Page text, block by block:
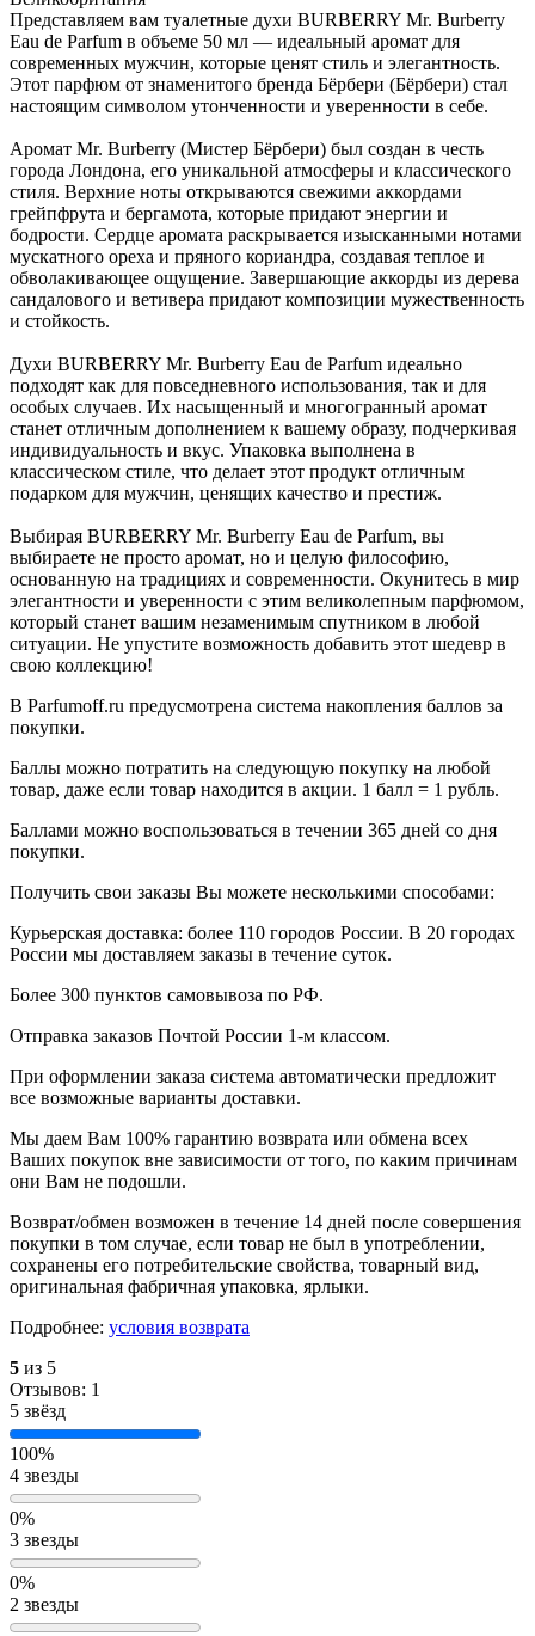
Представляем вам туалетные духи BURBERRY Mr. Burberry
Eau de Parfum в объеме 50 мл — идеальный аромат для
современных мужчин, которые ценят стиль и элегантность.
Этот парфюм от знаменитого бренда Бёрбери (Бёрбери) стал
настоящим символом утонченности и уверенности в себе.
Аромат Mr. Burberry (Мистер Бёрбери) был создан в честь
города Лондона, его уникальной атмосферы и классического
стиля. Верхние ноты открываются свежими аккордами
грейпфрута и бергамота, которые придают энергии и
бодрости. Сердце аромата раскрывается изысканными нотами
мускатного ореха и пряного кориандра, создавая теплое и
обволакивающее ощущение. Завершающие аккорды из дерева
сандалового и ветивера придают композиции мужественность
и стойкость.
Духи BURBERRY Mr. Burberry Eau de Parfum идеально
подходят как для повседневного использования, так и для
особых случаев. Их насыщенный и многогранный аромат
станет отличным дополнением к вашему образу, подчеркивая
индивидуальность и вкус. Упаковка выполнена в
классическом стиле, что делает этот продукт отличным
подарком для мужчин, ценящих качество и престиж.
Выбирая BURBERRY Mr. Burberry Eau de Parfum, вы
выбираете не просто аромат, но и целую философию,
основанную на традициях и современности. Окунитесь в мир
элегантности и уверенности с этим великолепным парфюмом,
который станет вашим незаменимым спутником в любой
ситуации. Не упустите возможность добавить этот шедевр в
свою коллекцию!
В Parfumoff.ru предусмотрена система накопления баллов за
покупки.
Баллы можно потратить на следующую покупку на любой
товар, даже если товар находится в акции. 1 балл = 1 рубль.
Баллами можно воспользоваться в течении 365 дней со дня
покупки.
Получить свои заказы Вы можете несколькими способами:
Курьерская доставка: более 110 городов России. В 20 городах
России мы доставляем заказы в течение суток.
Более 300 пунктов самовывоза по РФ.
Отправка заказов Почтой России 1-м классом.
При оформлении заказа система автоматически предложит
все возможные варианты доставки.
Мы даем Вам 100% гарантию возврата или обмена всех
Ваших покупок вне зависимости от того, по каким причинам
они Вам не подошли.
Возврат/обмен возможен в течение 14 дней после совершения
покупки в том случае, если товар не был в употреблении,
сохранены его потребительские свойства, товарный вид,
оригинальная фабричная упаковка, ярлыки.
Подробнее: условия возврата
5 из 5
Отзывов: 1
5 звёзд
100%
4 звезды
0%
3 звезды
0%
2 звезды